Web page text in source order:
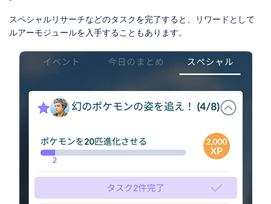
スペシャルリサーチなどのタスクを完了すると、リワードとして
ルアーモジュールを入手することもあります。